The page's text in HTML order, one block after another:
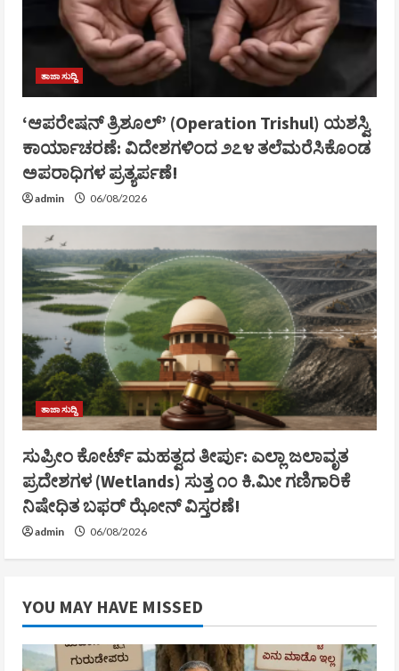
ತಾಜಾ ಸುದ್ದಿ
‘ಆಪರೇಷನ್ ತ್ರಿಶೂಲ್’ (Operation Trishul) ಯಶಸ್ವಿ
ಕಾರ್ಯಾಚರಣೆ: ವಿದೇಶಗಳಿಂದ ೨೭೪ ತಲೆಮರೆಸಿಕೊಂಡ
ಅಪರಾಧಿಗಳ ಪ್ರತ್ಯರ್ಪಣೆ!
admin 06/08/2026
ತಾಜಾ ಸುದ್ದಿ
ಸುಪ್ರೀಂ ಕೋರ್ಟ್ ಮಹತ್ವದ ತೀರ್ಪು: ಎಲ್ಲಾ ಜಲಾವೃತ
ಪ್ರದೇಶಗಳ (Wetlands) ಸುತ್ತ ೧೦ ಕಿ.ಮೀ ಗಣಿಗಾರಿಕೆ
ನಿಷೇಧಿತ ಬಫರ್ ಝೋನ್ ವಿಸ್ತರಣೆ!
admin 06/08/2026
YOU MAY HAVE MISSED